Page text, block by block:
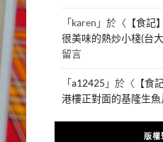
「karen 」於〈 【食
很美味的熱炒小棧(台
留言
「a12425 」於〈 【食
港樓正對面的基隆生
版權